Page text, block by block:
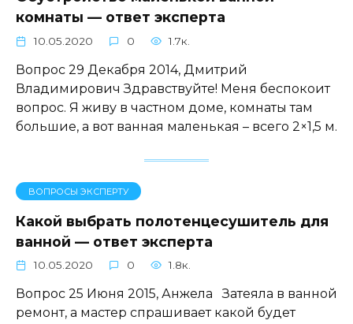
комнаты — ответ эксперта
10.05.2020 0 1.7к.
Вопрос 29 Декабря 2014, Дмитрий
Владимирович Здравствуйте! Меня беспокоит
вопрос. Я живу в частном доме, комнаты там
большие, а вот ванная маленькая – всего 2×1,5 м.
ВОПРОСЫ ЭКСПЕРТУ
Какой выбрать полотенцесушитель для
ванной — ответ эксперта
10.05.2020 0 1.8к.
Вопрос 25 Июня 2015, Анжела Затеяла в ванной
ремонт, а мастер спрашивает какой будет